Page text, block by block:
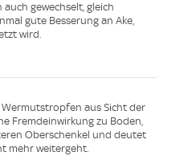
gewechselt, gleich
gute Besserung an Ake,
wird.
aus Sicht der
Fremdeinwirkung zu Boden,
Oberschenkel und deutet
mehr weitergeht.